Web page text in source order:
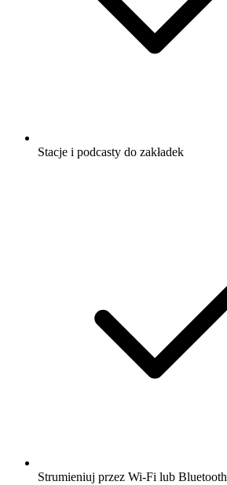
Stacje i podcasty do zakładek
Strumieniuj przez Wi-Fi lub Bluetooth